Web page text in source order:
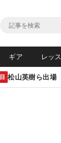
ギア レッ
松山英樹ら出場